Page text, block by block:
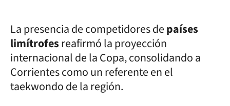
La presencia de competidores depaíses
limítrofesreafirmó la proyección
internacional de la Copa, consolidando a
Corrientes como un referente en el
taekwondo de la región.